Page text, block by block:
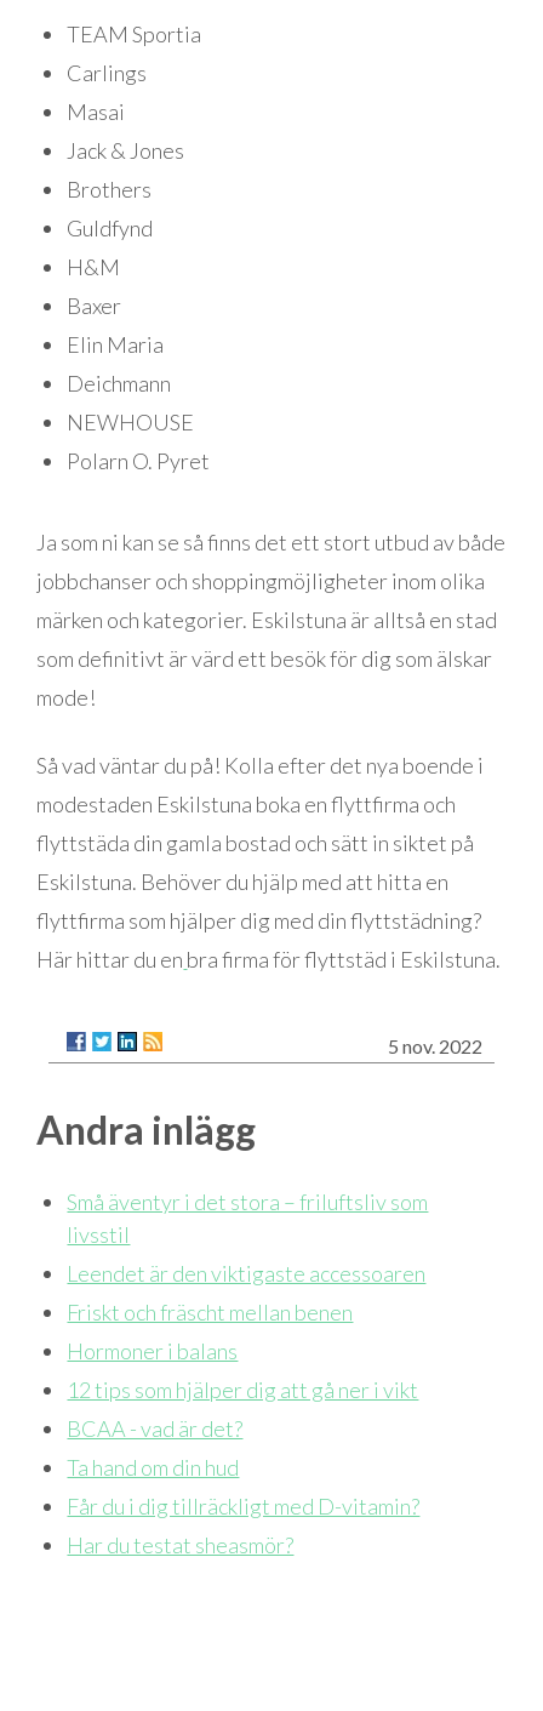
TEAM Sportia
Carlings
Masai
Jack & Jones
Brothers
Guldfynd
H&M
Baxer
Elin Maria
Deichmann
NEWHOUSE
Polarn O. Pyret
Ja som ni kan se så finns det ett stort utbud av både
jobbchanser och shoppingmöjligheter inom olika
märken och kategorier. Eskilstuna är alltså en stad
som definitivt är värd ett besök för dig som älskar
mode!
Så vad väntar du på! Kolla efter det nya boende i
modestaden Eskilstuna boka en flyttfirma och
flyttstäda din gamla bostad och sätt in siktet på
Eskilstuna. Behöver du hjälp med att hitta en
flyttfirma som hjälper dig med din flyttstädning?
Här hittar du en bra firma för flyttstäd i Eskilstuna.
5 nov. 2022
Andra inlägg
Små äventyr i det stora – friluftsliv som
livsstil
Leendet är den viktigaste accessoaren
Friskt och fräscht mellan benen
Hormoner i balans
12 tips som hjälper dig att gå ner i vikt
BCAA - vad är det?
Ta hand om din hud
Får du i dig tillräckligt med D-vitamin?
Har du testat sheasmör?